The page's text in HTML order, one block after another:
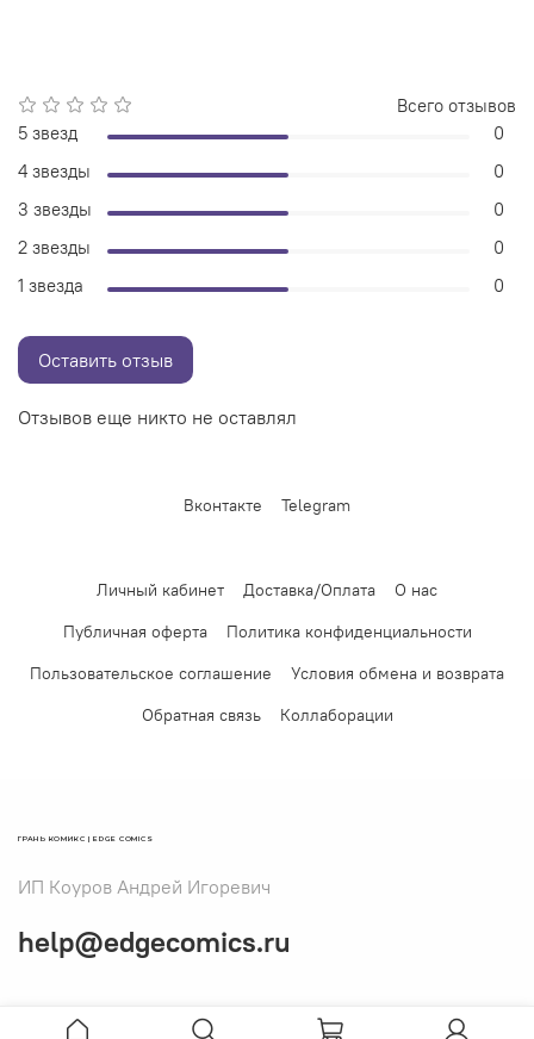
Отзывов еще никто не оставлял
Всего отзывов
5 звезд
0
4 звезды
0
3 звезды
0
2 звезды
0
1 звезда
0
Оставить отзыв
Вконтакте Telegram
Личный кабинет Доставка/Оплата
О нас
Публичная оферта
Политика конфиденциальности
Пользовательское соглашение
Условия обмена и возврата
Обратная связь
Коллаборации
ГРАНЬ КОМИКС | EDGE COMICS
ИП Коуров Андрей Игоревич
help@edgecomics.ru